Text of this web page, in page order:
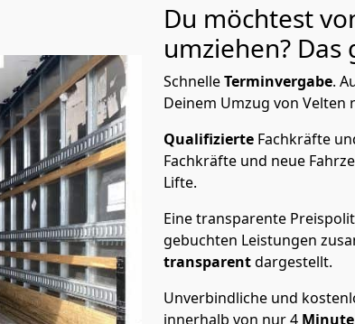
Du möchtest
umziehen?
SchnelleTerminvergabe.
Deinem Umzug von Velten
Qualifizierte Fachkräfte
Fachkräfte und neue
Lifte.
Eine transparente
gebuchten Leistungen
transparentdargestellt.
Unverbindliche und
innerhalb von nur4